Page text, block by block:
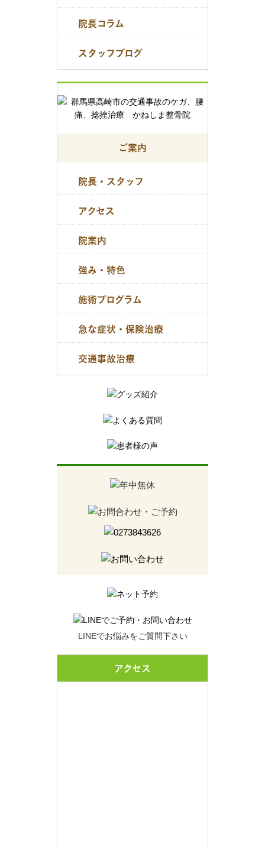
院長コラム
スタッフブログ
ご案内
院長・スタッフ
アクセス
院案内
強み・特色
施術プログラム
急な症状・保険治療
交通事故治療
LINEでお悩みをご質問下さい
アクセス